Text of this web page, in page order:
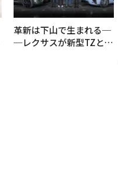
革新は下山で生まれる─
─レクサスが新型TZとE